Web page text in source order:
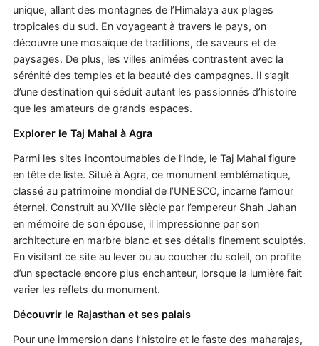
unique, allant des montagnes de l’Himalaya aux plages
tropicales du sud. En voyageant à travers le pays, on
découvre une mosaïque de traditions, de saveurs et de
paysages. De plus, les villes animées contrastent avec la
sérénité des temples et la beauté des campagnes. Il s’agit
d’une destination qui séduit autant les passionnés d’histoire
que les amateurs de grands espaces.
Explorer le Taj Mahal à Agra
Parmi les sites incontournables de l’Inde, le Taj Mahal figure
en tête de liste. Situé à Agra, ce monument emblématique,
classé au patrimoine mondial de l’UNESCO, incarne l’amour
éternel. Construit au XVIIe siècle par l’empereur Shah Jahan
en mémoire de son épouse, il impressionne par son
architecture en marbre blanc et ses détails finement sculptés.
En visitant ce site au lever ou au coucher du soleil, on profite
d’un spectacle encore plus enchanteur, lorsque la lumière fait
varier les reflets du monument.
Découvrir le Rajasthan et ses palais
Pour une immersion dans l’histoire et le faste des maharajas,